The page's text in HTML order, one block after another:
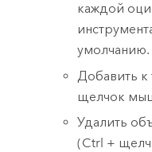
каждой
умолчанию.
Добавить
щелчок
Удалить
(Ctrl +